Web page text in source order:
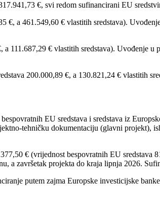
€, svi redom sufinancirani EU
a 461.549,60 € vlastitih sredstava).
111.687,29 € vlastitih sredstava). Uvođenje u
200.000,89 €, a 130.821,24 € vlastitih
EU sredstava i sredstava iz
tehničku dokumentaciju (glavni projekt),
€ (vrijednost bespovratnih EU sredstava
a završetak projekta do kraja lipnja 2026.
putem zajma Europske investicijske